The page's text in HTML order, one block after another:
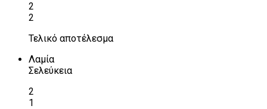
2
2
Τελικό αποτέλεσμα
Λαμία
Σελεύκεια
2
1